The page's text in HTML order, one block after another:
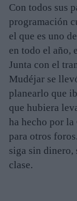
Con todos sus
programación
el que es uno
en todo el año,
Junta con el
Mudéjar se
planearlo que
que hubiera
ha hecho por
para otros
siga sin dinero,
clase.